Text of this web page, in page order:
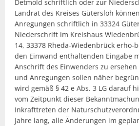
Detmold schriftlich oder zur
Landrat des Kreises Gütersloh
Anregungen schriftlich in 33324
Niederschrift im Kreishaus
14, 33378 Rheda-Wiedenbrück erho-
den Einwand enthaltenden Eingabe
Anschrift des Einwenders zu ersehen
und Anregungen sollen näher
wird gemäß § 42 e Abs. 3 LG darauf
vom Zeitpunkt dieser
Inkrafttreten der
Jahre lang, alle Änderungen im